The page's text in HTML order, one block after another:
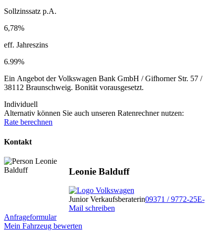
Sollzinssatz p.A.
6,78%
eff. Jahreszins
6.99%
Ein Angebot der Volkswagen Bank GmbH / Gifhorner Str. 57 /
38112 Braunschweig. Bonität vorausgesetzt.
Individuell
Alternativ können Sie auch unseren Ratenrechner nutzen:
Rate berechnen
Kontakt
Leonie Balduff
Junior Verkaufsberaterin09371 / 9772-25E-
Mail schreiben
Anfrageformular
Mein Fahrzeug bewerten